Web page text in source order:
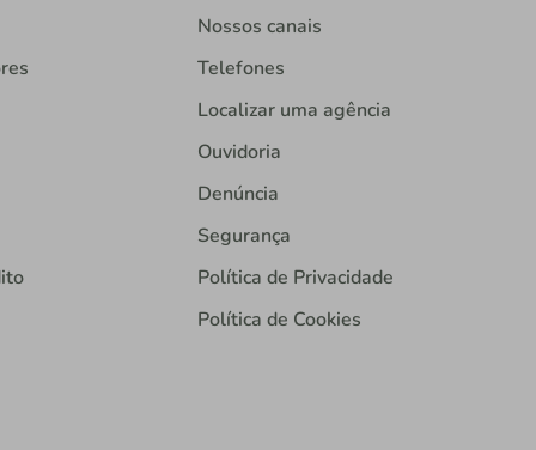
Nossos canais
Telefones
Localizar uma agência
Ouvidoria
Denúncia
Segurança
Política de Privacidade
Política de Cookies